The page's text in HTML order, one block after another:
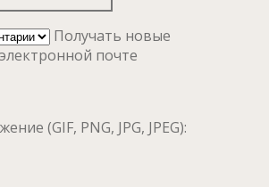
Получать новые
почте
(GIF, PNG, JPG, JPEG):